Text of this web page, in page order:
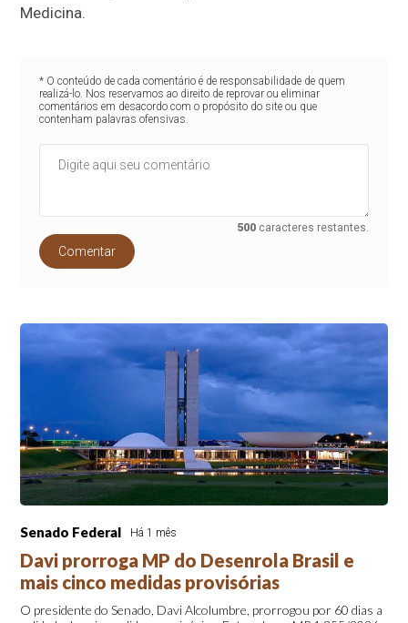
Medicina.
* O conteúdo de cada comentário é de responsabilidade de quem
realizá-lo. Nos reservamos ao direito de reprovar ou eliminar
comentários em desacordo com o propósito do site ou que
contenham palavras ofensivas.
500 caracteres restantes.
Comentar
Senado Federal Há 1 mês
Davi prorroga MP do Desenrola Brasil e
mais cinco medidas provisórias
O presidente do Senado, Davi Alcolumbre, prorrogou por 60 dias a